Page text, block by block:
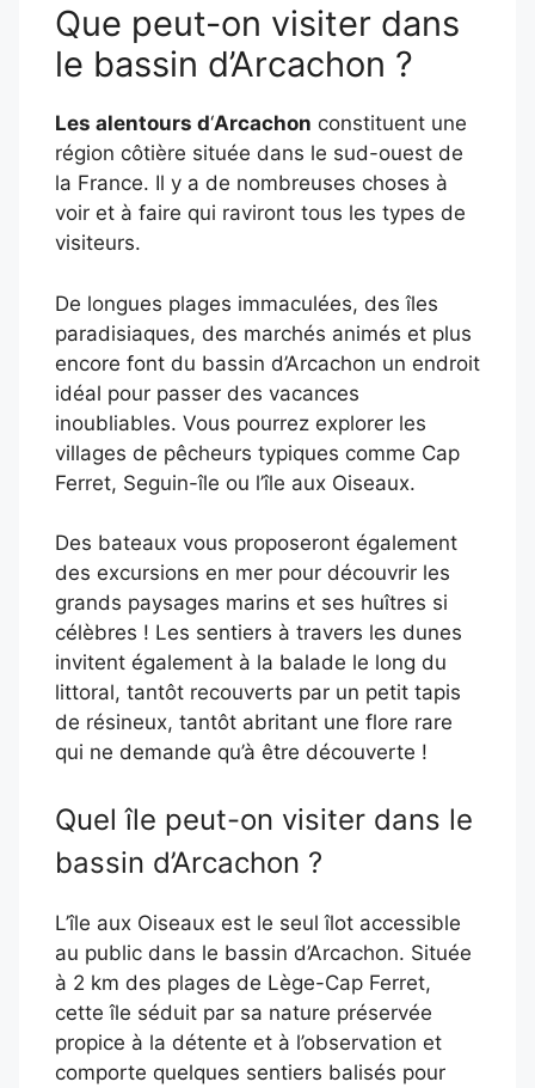
Que peut-on visiter dans
le bassin d’Arcachon ?
Les alentours d‘Arcachon constituent une
région côtière située dans le sud-ouest de
la France. Il y a de nombreuses choses à
voir et à faire qui raviront tous les types de
visiteurs.
De longues plages immaculées, des îles
paradisiaques, des marchés animés et plus
encore font du bassin d’Arcachon un endroit
idéal pour passer des vacances
inoubliables. Vous pourrez explorer les
villages de pêcheurs typiques comme Cap
Ferret, Seguin-île ou l’île aux Oiseaux.
Des bateaux vous proposeront également
des excursions en mer pour découvrir les
grands paysages marins et ses huîtres si
célèbres ! Les sentiers à travers les dunes
invitent également à la balade le long du
littoral, tantôt recouverts par un petit tapis
de résineux, tantôt abritant une flore rare
qui ne demande qu’à être découverte !
Quel île peut-on visiter dans le
bassin d’Arcachon ?
L’île aux Oiseaux est le seul îlot accessible
au public dans le bassin d’Arcachon. Située
à 2 km des plages de Lège-Cap Ferret,
cette île séduit par sa nature préservée
propice à la détente et à l’observation et
comporte quelques sentiers balisés pour